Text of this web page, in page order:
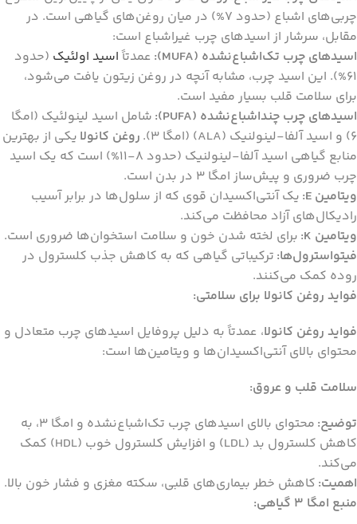
چربی‌های اشباع (حدود 7%) در میان روغن‌های گیاهی است. در
مقابل، سرشار از اسیدهای چرب غیراشباع است:
اسیدهای چرب تک‌اشباع‌نشده (MUFA):
عمدتاًاسید اولئیک (حدود
61%). این اسید چرب، مشابه آنچه در روغن زیتون یافت می‌شود،
برای سلامت قلب بسیار مفید است.
اسیدهای چرب چنداشباع‌نشده (PUFA):
شامل اسید لینولئیک (امگا
6) و اسید آلفا-لینولنیک (ALA) (امگا 3).
روغن کانولا یکی از بهترین
منابع گیاهی اسید آلفا-لینولنیک (حدود 8-11%) است که یک اسید
چرب ضروری و پیش‌ساز امگا 3 در بدن است.
ویتامین E:
یک آنتی‌اکسیدان قوی که از سلول‌ها در برابر آسیب
رادیکال‌های آزاد محافظت می‌کند.
ویتامین K:
برای لخته شدن خون و سلامت استخوان‌ها ضروری است.
فیتواسترول‌ها: ترکیباتی گیاهی که به کاهش جذب کلسترول در
روده کمک می‌کنند.
فواید روغن کانولا برای سلامتی:
فواید روغن کانولا، عمدتاً به دلیل پروفایل اسیدهای چرب متعادل و
محتوای بالای آنتی‌اکسیدان‌ها و ویتامین‌ها است:
سلامت قلب و عروق:
توضیح:
محتوای بالای اسیدهای چرب تک‌اشباع‌نشده و امگا 3، به
کاهش کلسترول بد (LDL) و افزایش کلسترول خوب (HDL) کمک
می‌کند.
اهمیت: کاهش خطر بیماری‌های قلبی، سکته مغزی و فشار خون بالا.
منبع امگا 3 گیاهی: